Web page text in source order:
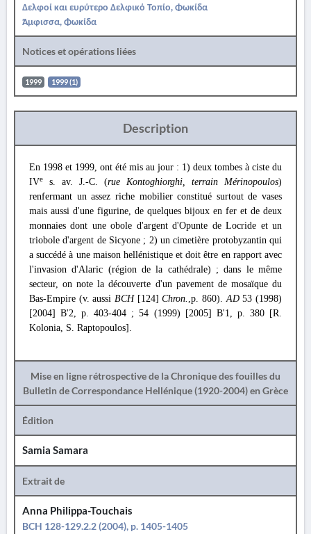
Δελφοί και ευρύτερο Δελφικό Τοπίο, Φωκίδα
Άμφισσα, Φωκίδα
Notices et opérations liées
1999 1999 (1)
Description
En 1998 et 1999, ont été mis au jour : 1) deux tombes à ciste du
IVe s. av. J.-C. (rue Kontoghiorghi, terrain Mérinopoulos)
renfermant un assez riche mobilier constitué surtout de vases
mais aussi d'une figurine, de quelques bijoux en fer et de deux
monnaies dont une obole d'argent d'Opunte de Locride et un
triobole d'argent de Sicyone ; 2) un cimetière protobyzantin qui
a succédé à une maison hellénistique et doit être en rapport avec
l'invasion d'Alaric (région de la cathédrale) ; dans le même
secteur, on note la découverte d'un pavement de mosaïque du
Bas-Empire (v. aussi BCH[124]Chron. ,p. 860).AD53 (1998)
[2004] B'2, p. 403-404 ; 54 (1999) [2005] Β'1, p. 380 [R.
Kolonia, S. Raptopoulos].
Mise en ligne rétrospective de la Chronique des fouilles du
Bulletin de Correspondance Hellénique (1920-2004) en Grèce
Édition
Samia Samara
Extrait de
Anna Philippa-Touchais
BCH 128-129.2.2 (2004), p. 1405-1405